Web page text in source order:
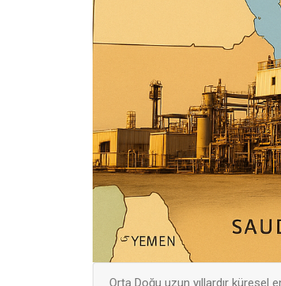
Orta Doğu uzun yıllardır küresel